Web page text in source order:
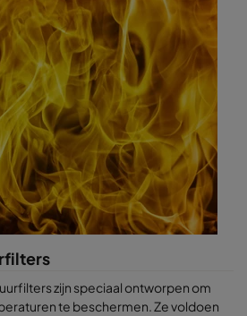
zijn speciaal ontworpen om
te beschermen. Ze voldoen